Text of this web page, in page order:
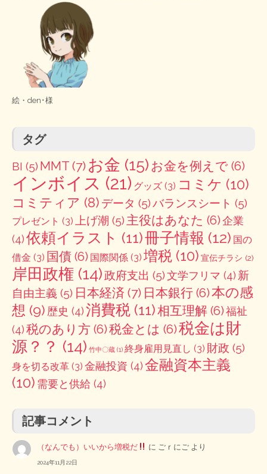
絵・ den･様
タグ
BI (5) MMT (7) お金 (15) お金を例えで (6)
インボイス (21) グッズ (3) コミケ (10)
コミティア (8) データ (5)バランスシート (5)
プレゼント (3) 上げ潮 (5) 主役はあなた (6)企業
(4)依頼イラスト (11)冊子情報 (12) 国の
借金 (3) 国債 (6) 国際関係 (3) 増税 (10) 宣伝チラシ (2)
岸田政権 (14)政府支出 (5)文学フリマ (4) 新
自由主義 (5) 日本経済 (7) 日本銀行 (6)本の感
想 (9) 歴史 (4)消費税 (11)相互理解 (6)福祉
(4)税のあり方 (6)税金とは (6)税金は財
源？？ (14) 竹中〇蔵 (1) 終身雇用見直し (3) 財政 (5)
身を切る改革 (3) 金融投資 (4)金融資本主義
(10) 需要と供給 (4)
記事コメント
（なんでも）いいから増税だ に ごｒにご より
2024年11月22日